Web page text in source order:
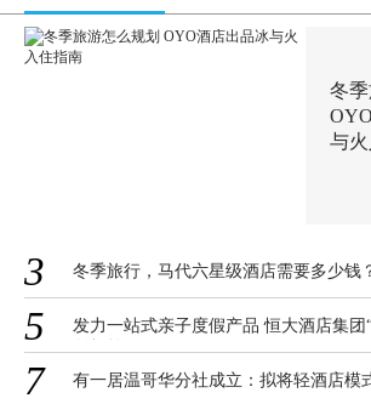
冬
与
3
冬季旅行，马代六星级酒店需要多少钱
解一下
5
发力一站式亲子度假产品 恒大酒店集团
创辉煌
7
有一居温哥华分社成立：拟将轻酒店模